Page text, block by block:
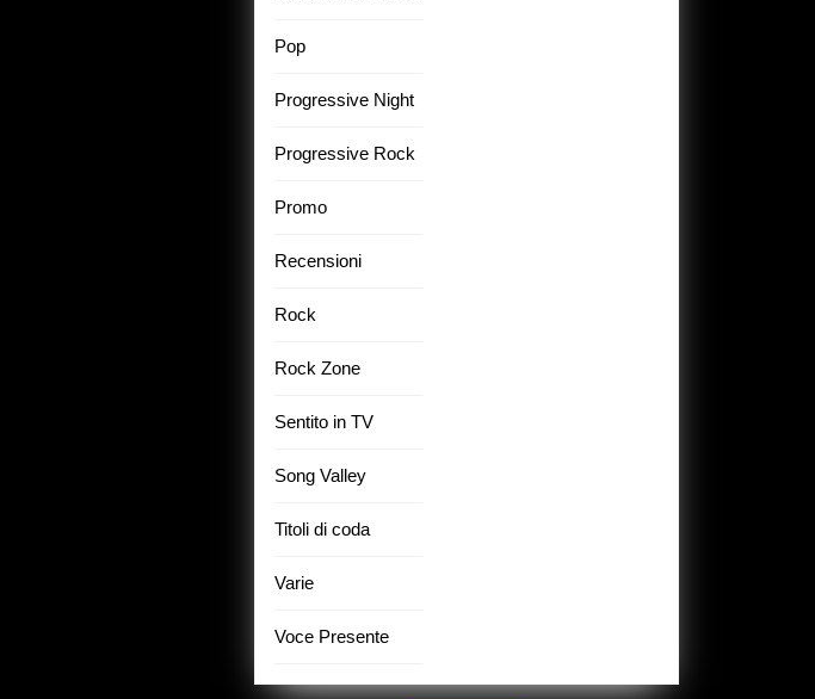
Pop
Progressive Night
Progressive Rock
Promo
Recensioni
Rock
Rock Zone
Sentito in TV
Song Valley
Titoli di coda
Varie
Voce Presente